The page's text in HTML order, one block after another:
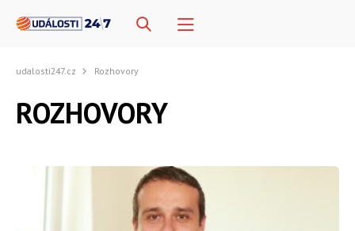
udalosti247.cz Rozhovory
ROZHOVORY